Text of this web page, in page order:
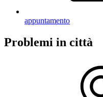
appuntamento
Problemi in città